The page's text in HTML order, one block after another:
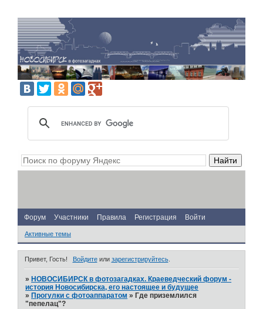
Форум Участники Правила Регистрация Войти
Активные темы
Привет, Гость! Войдитеили зарегистрируйтесь.
» НОВОСИБИРСК в фотозагадках. Краеведческий форум -
история Новосибирска, его настоящее и будущее
» Прогулки с фотоаппаратом » Где приземлился
"пепелац"?